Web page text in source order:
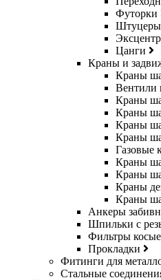
Футорки
Штуцеры
Цанги
Краны и
Краны
Вентили
Краны
Краны
Краны
Краны
Газовые
Краны
Краны
Краны
Краны
Анкеры
Шпильки с
Фильтры косые
Прокладки
Фитинги для
Стальные